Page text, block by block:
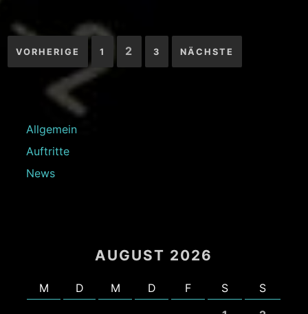
Seitennummerierung
der
Beiträge
VORHERIGE 1 2 3 NÄCHSTE
Allgemein
Auftritte
News
AUGUST 2026
M D M D F S
S